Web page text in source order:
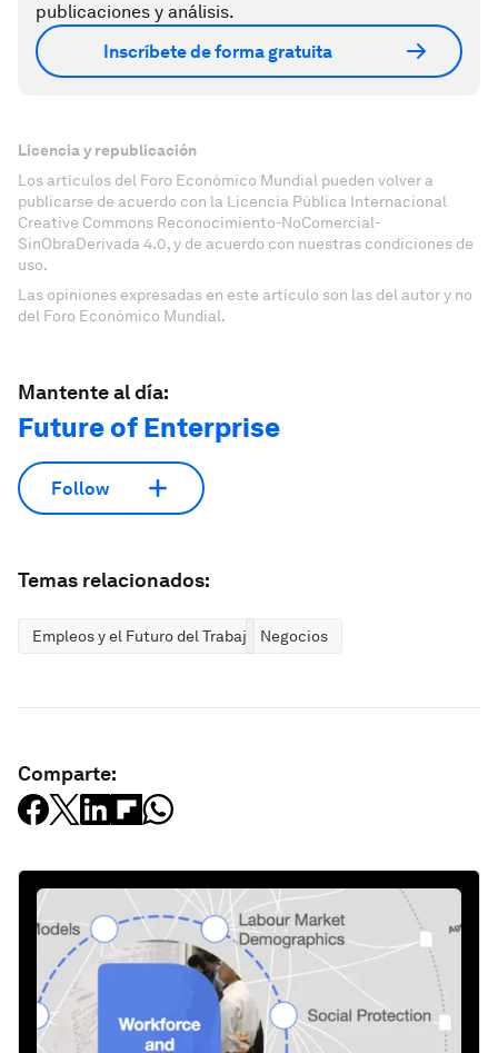
publicaciones y análisis.
Inscríbete de forma gratuita
Licencia y republicación
Los artículos del Foro Económico Mundial pueden volver a
publicarse de acuerdo con la Licencia Pública Internacional
Creative Commons Reconocimiento-NoComercial-
SinObraDerivada 4.0, y de acuerdo con nuestras condiciones de
uso.
Las opiniones expresadas en este artículo son las del autor y no
del Foro Económico Mundial.
Mantente al día:
Future of Enterprise
Follow
Temas relacionados:
Empleos y el Futuro del Trabajo Negocios
Comparte: